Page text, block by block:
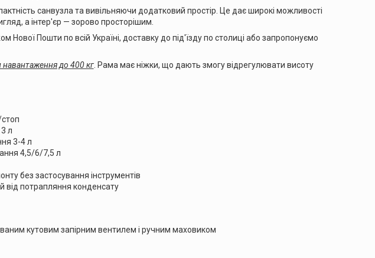
санвузла та вивільняючи додатковий простір. Це дає широкі можливості
а інтер'єр — зорово просторішим.
Нової Пошти по всій Україні, доставку до під'їзду по столиці або запропонуємо
до 400 кг. Рама має ніжки, що дають змогу відрегулювати висоту
л
3-4 л
4,5/6/7,5 л
без застосування інструментів
від потрапляння конденсату
кутовим запірним вентилем і ручним маховиком